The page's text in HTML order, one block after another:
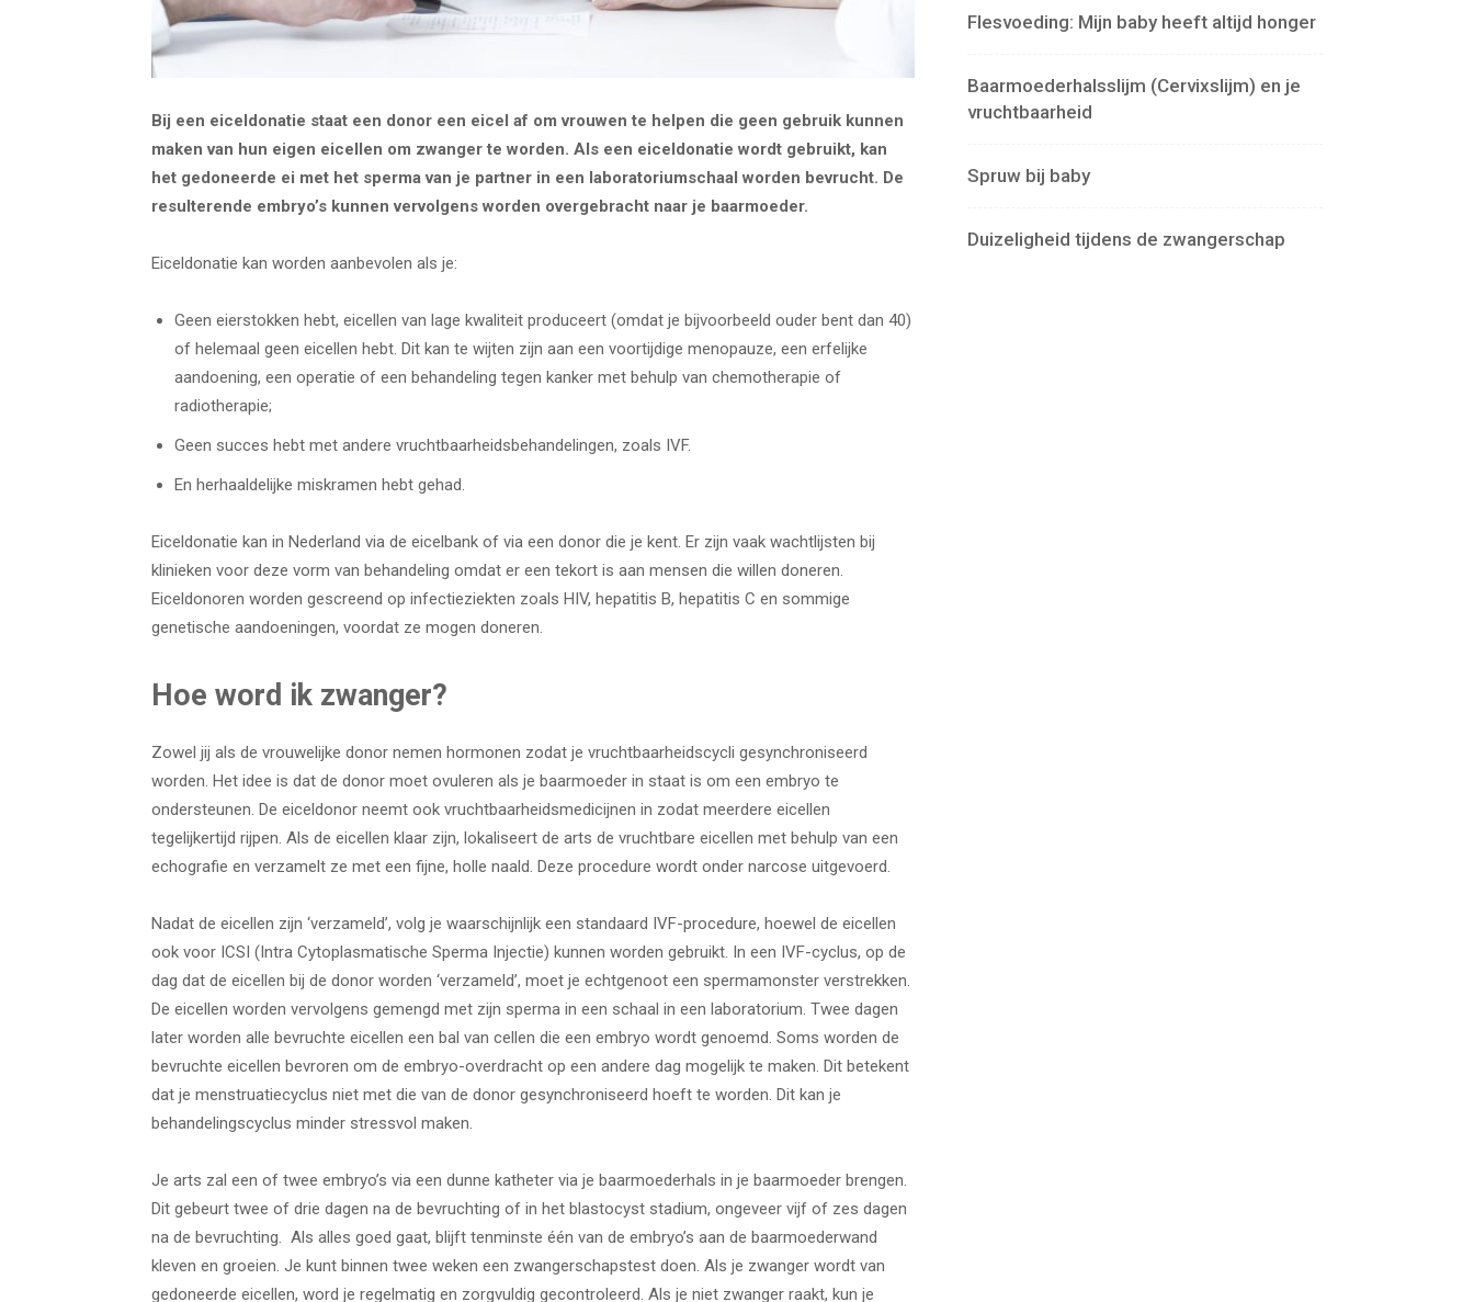
Bij een eiceldonatie staat een donor een eicel af om vrouwen te helpen die geen gebruik kunnen
maken van hun eigen eicellen om zwanger te worden. Als een eiceldonatie wordt gebruikt, kan
het gedoneerde ei met het sperma van je partner in een laboratoriumschaal worden bevrucht. De
resulterende embryo’s kunnen vervolgens worden overgebracht naar je baarmoeder.
Eiceldonatie kan worden aanbevolen als je:
Geen eierstokken hebt, eicellen van lage kwaliteit produceert (omdat je bijvoorbeeld ouder bent dan 40)
of helemaal geen eicellen hebt. Dit kan te wijten zijn aan een voortijdige menopauze, een erfelijke
aandoening, een operatie of een behandeling tegen kanker met behulp van chemotherapie of
radiotherapie;
Geen succes hebt met andere vruchtbaarheidsbehandelingen, zoals IVF.
En herhaaldelijke miskramen hebt gehad.
Eiceldonatie kan in Nederland via de eicelbank of via een donor die je kent. Er zijn vaak wachtlijsten bij
klinieken voor deze vorm van behandeling omdat er een tekort is aan mensen die willen doneren.
Eiceldonoren worden gescreend op infectieziekten zoals HIV, hepatitis B, hepatitis C en sommige
genetische aandoeningen, voordat ze mogen doneren.
Hoe word ik zwanger?
Zowel jij als de vrouwelijke donor nemen hormonen zodat je vruchtbaarheidscycli gesynchroniseerd
worden. Het idee is dat de donor moet ovuleren als je baarmoeder in staat is om een ​​embryo te
ondersteunen. De eiceldonor neemt ook vruchtbaarheidsmedicijnen in zodat meerdere eicellen
tegelijkertijd rijpen. Als de eicellen klaar zijn, lokaliseert de arts de vruchtbare eicellen met behulp van een
echografie en verzamelt ze met een fijne, holle naald. Deze procedure wordt onder narcose uitgevoerd.
Nadat de eicellen zijn ‘verzameld’, volg je waarschijnlijk een standaard IVF-procedure, hoewel de eicellen
ook voor ICSI (Intra Cytoplasmatische Sperma Injectie) kunnen worden gebruikt. In een IVF-cyclus, op de
dag dat de eicellen bij de donor worden ‘verzameld’, moet je echtgenoot een spermamonster verstrekken.
De eicellen worden vervolgens gemengd met zijn sperma in een schaal in een laboratorium. Twee dagen
later worden alle bevruchte eicellen een bal van cellen die een embryo wordt genoemd. Soms worden de
bevruchte eicellen bevroren om de embryo-overdracht op een andere dag mogelijk te maken. Dit betekent
dat je menstruatiecyclus niet met die van de donor gesynchroniseerd hoeft te worden. Dit kan je
behandelingscyclus minder stressvol maken.
Je arts zal een of twee embryo’s via een dunne katheter via je baarmoederhals in je baarmoeder brengen.
Dit gebeurt twee of drie dagen na de bevruchting of in het blastocyst stadium, ongeveer vijf of zes dagen
na de bevruchting. Als alles goed gaat, blijft tenminste één van de embryo’s aan de baarmoederwand
kleven en groeien. Je kunt binnen twee weken een zwangerschapstest doen. Als je zwanger wordt van
gedoneerde eicellen, word je regelmatig en zorgvuldig gecontroleerd. Als je niet zwanger raakt, kun je
Flesvoeding: Mijn baby heeft altijd honger
Baarmoederhalsslijm (Cervixslijm) en je
vruchtbaarheid
Spruw bij baby
Duizeligheid tijdens de zwangerschap